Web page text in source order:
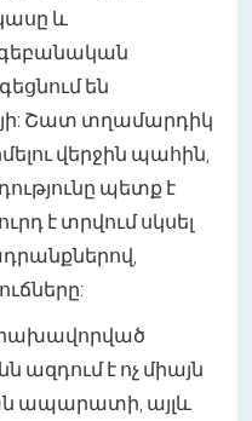
և
են
Շատ տղամարդիկ
վերջին պահին,
պետք է
է տրվում սկսել
ազդում է ոչ միայն
ապարատի, այլև